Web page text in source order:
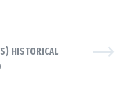
HISTORICAL